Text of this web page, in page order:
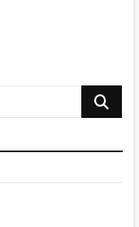
Buscar